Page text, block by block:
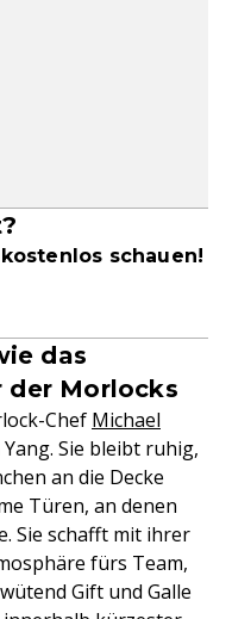
schauen!
das
Morlocks
Chef Michael
Sie bleibt ruhig,
an die Decke
Türen, an denen
Sie schafft mit ihrer
fürs Team,
Gift und Galle